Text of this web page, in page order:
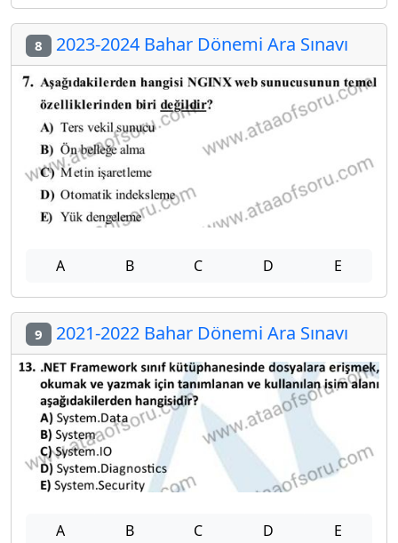
8 2023-2024 Bahar Dönemi Ara Sınavı
A B C D E
9 2021-2022 Bahar Dönemi Ara Sınavı
A B C D E